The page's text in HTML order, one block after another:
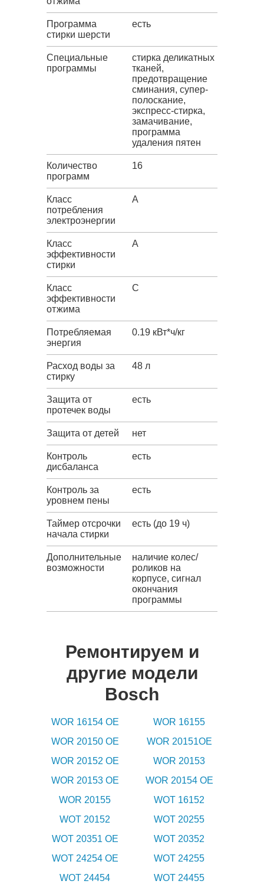
Программа
стирки шерсти
есть
Специальные
программы
стирка деликатных
тканей,
предотвращение
сминания, супер-
полоскание,
экспресс-стирка,
замачивание,
программа
удаления пятен
Количество
программ
16
Класс
потребления
электроэнергии
A
Класс
эффективности
стирки
A
Класс
эффективности
отжима
C
Потребляемая
энергия
0.19 кВт*ч/кг
Расход воды за
стирку
48 л
Защита от
протечек воды
есть
Защита от детей нет
Контроль
дисбаланса
есть
Контроль за
уровнем пены
есть
Таймер отсрочки
начала стирки
есть (до 19 ч)
Дополнительные
возможности
наличие колес/
роликов на
корпусе, сигнал
окончания
программы
Ремонтируем и
другие модели
Bosch
WOR 16154 OE
WOR 16155
WOR 20150 OE
WOR 20151OE
WOR 20152 OE
WOR 20153
WOR 20153 OE
WOR 20154 OE
WOR 20155
WOT 16152
WOT 20152
WOT 20255
WOT 20351 OE
WOT 20352
WOT 24254 OE
WOT 24255
WOT 24454
WOT 24455